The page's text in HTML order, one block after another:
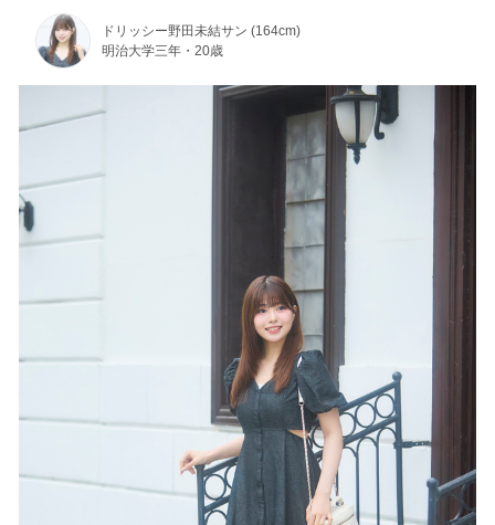
ドリッシー野田未結サン (164cm)
明治大学三年・20歳